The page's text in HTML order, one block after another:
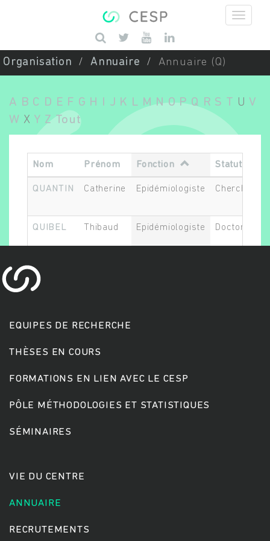
Saisissez vos mots-clés
Rechercher
Organisation Annuaire Annuaire (Q)
A B C D E F G H J K L M N O P Q R S T U V
W X Y Z Tout
Nom Prénom Fonction Statut
QUANTIN Catherine Epidémiologiste
QUIBEL Thibaud Epidémiologiste Doctorant.e
EQUIPES DE RECHERCHE
THÈSES EN COURS
FORMATIONS EN LIEN AVEC LE CESP
PÔLE MÉTHODOLOGIES ET STATISTIQUES
SÉMINAIRES
VIE DU CENTRE
ANNUAIRE
RECRUTEMENTS